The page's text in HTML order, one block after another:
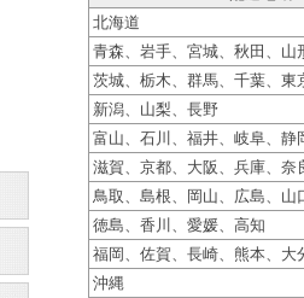
北海道
青森、岩手、宮城、秋田、山
茨城、栃木、群馬、千葉、東
新潟、山梨、長野
富山、石川、福井、岐阜、静
滋賀、京都、大阪、兵庫、奈
鳥取、島根、岡山、広島、山
徳島、香川、愛媛、高知
福岡、佐賀、長崎、熊本、大
沖縄